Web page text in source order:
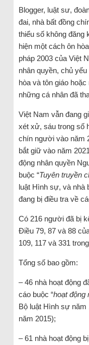
Blogger, luật sư,
đai, nhà bất đồng
thiểu số không đăng
hiện một cách ôn
pháp 2003 của Việt
nhân quyền, chủ
hòa và tôn giáo
những cá nhân đã
Việt Nam vẫn đang
xét xử, sáu trong số
chín người vào năm
bắt giữ vào năm
động nhân quyền
buộc “Tuyên truyền
luật Hình sự, và nhà
đang bị điều tra về
Có 216 người đã bị
Điều 79, 87 và 88
109, 117 và 331
Tổng số bao gồm:
– 46 nhà hoạt động
cáo buộc “hoạt động
Bộ luật Hình sự
năm 2015);
– 61 nhà hoạt động